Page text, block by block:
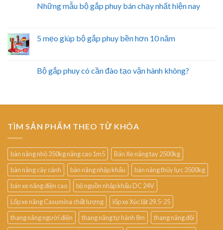
Những mẫu bộ gắp phuy bán chạy nhất hiện nay
5 mẹo giúp bộ gắp phuy bền hơn 10 năm
Bộ gắp phuy có cần đào tạo vận hành không?
TÌM SẢN PHẨM THEO TỪ KHÓA
bàn nâng nhỏ 350kg nâng cao 1m5
Bán Xe nâng tay 2500kg
bàn nâng cây cảnh
bàn nâng nhập khẩu
bàn nâng thủy lực 3500kg
bán xe nâng điện cao
bộ nguồn nhập khẩu DC 24V
Lốp xe nâng Casumina chất lượng
lốp xe Xúc lật 29.5-25
thang nâng người điện
thang nâng tự hành 8m
thang nâng đôi